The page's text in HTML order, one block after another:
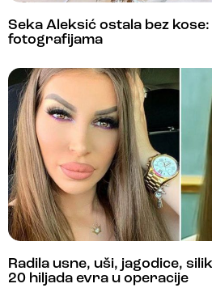
Seka Aleksić ostala bez
fotografijama
Radila usne, uši, jagodice,
20 hiljada evra u operacije